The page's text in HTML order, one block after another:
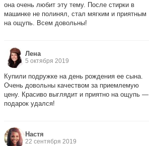
она очень любит эту тему. После стирки в
машинке не полинял, стал мягким и приятным
на ощупь. Всем довольны!
Лена
5 октября 2019
Купили подружке на день рождения ее сына.
Очень довольны качеством за приемлемую
цену. Красиво выглядит и приятно на ощупь —
подарок удался!
Настя
22 сентября 2019